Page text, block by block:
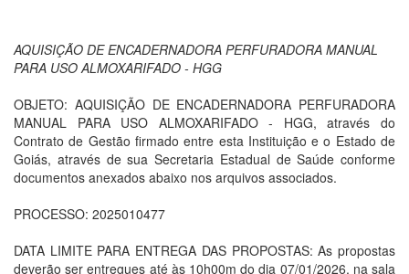
AQUISIÇÃO DE ENCADERNADORA PERFURADORA MANUAL
PARA USO ALMOXARIFADO - HGG
OBJETO: AQUISIÇÃO DE ENCADERNADORA PERFURADORA
MANUAL PARA USO ALMOXARIFADO - HGG, através do
Contrato de Gestão firmado entre esta Instituição e o Estado de
Goiás, através de sua Secretaria Estadual de Saúde conforme
documentos anexados abaixo nos arquivos associados.
PROCESSO: 2025010477
DATA LIMITE PARA ENTREGA DAS PROPOSTAS: As propostas
deverão ser entregues até às 10h00m do dia 07/01/2026, na sala